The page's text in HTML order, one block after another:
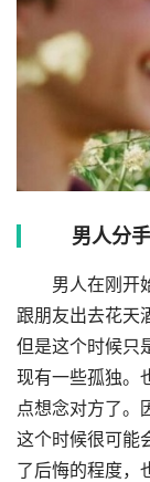
男人分手
男人在刚开始
跟朋友出去花天
但是这个时候只
现有一些孤独。
点想念对方了。
这个时候很可能
了后悔的程度，